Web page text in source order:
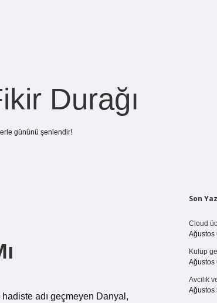
Durağı
gününü şenlendir!
adı geçmeyen Danyal,
Son
Cloud
Ağustos
Kulüp
Ağustos
Avcılık
Ağustos